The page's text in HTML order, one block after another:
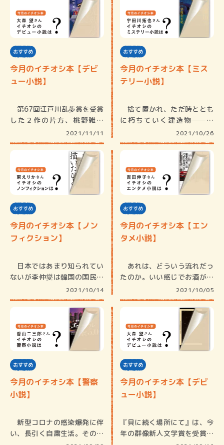
おすすめ
今月のイチオシ本【デビ
ュー小説】
第67回江戸川乱歩賞を受賞
した２作の片方、桃野雑派
2021/11/11
おすすめ
今月のイチオシ本【ミス
テリー小説】
捨て置かれ、ただ時ととも
に朽ちていく建造物──廃
2021/10/26
おすすめ
今月のイチオシ本【ノン
フィクション】
日本ではあまり知られてい
ないが李仲燮は韓国の国民的
2021/10/14
おすすめ
今月のイチオシ本【エン
タメ小説】
あれは、どういう流れだっ
たのか。いい感じでお酒が回
2021/10/05
おすすめ
今月のイチオシ本【警察
小説】
新型コロナの感染爆発に伴
い、長引く自粛生活。そのス
おすすめ
今月のイチオシ本【デビ
ュー小説】
『貝に続く場所にて』は、今
年の群像新人文学賞を受賞し